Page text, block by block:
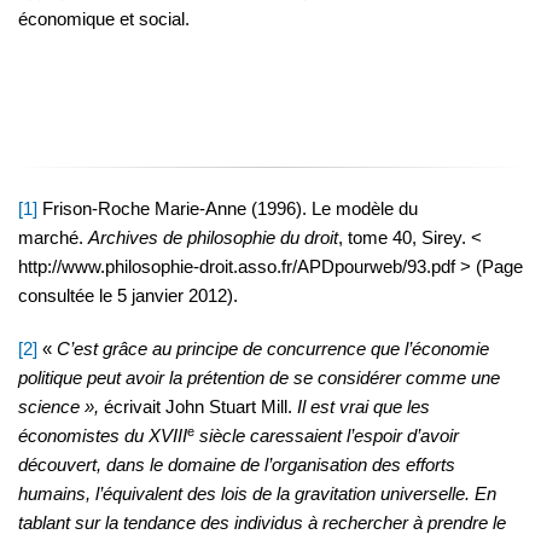
économique et social.
[1] Frison-Roche Marie-Anne (1996). Le modèle du
marché. Archives de philosophie du droit, tome 40, Sirey. <
http://www.philosophie-droit.asso.fr/APDpourweb/93.pdf > (Page
consultée le 5 janvier 2012).
[2] « C’est grâce au principe de concurrence que l’économie
politique peut avoir la prétention de se considérer comme une
science », écrivait John Stuart Mill. Il est vrai que les
économistes du XVIIIe siècle caressaient l’espoir d’avoir
découvert, dans le domaine de l’organisation des efforts
humains, l’équivalent des lois de la gravitation universelle. En
tablant sur la tendance des individus à rechercher à prendre le